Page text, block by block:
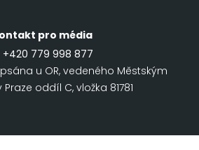
pro média
+420 779 998 877
u OR, vedeného Městským
oddíl C, vložka 81781